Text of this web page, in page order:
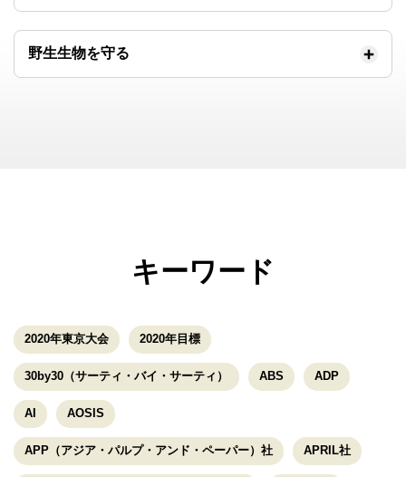
野生生物を守る
キーワード
2020年東京大会 2020年目標
30by30（サーティ・バイ・サーティ） ABS ADP
AI AOSIS
APP（アジア・パルプ・アンド・ペーパー）社 APRIL社